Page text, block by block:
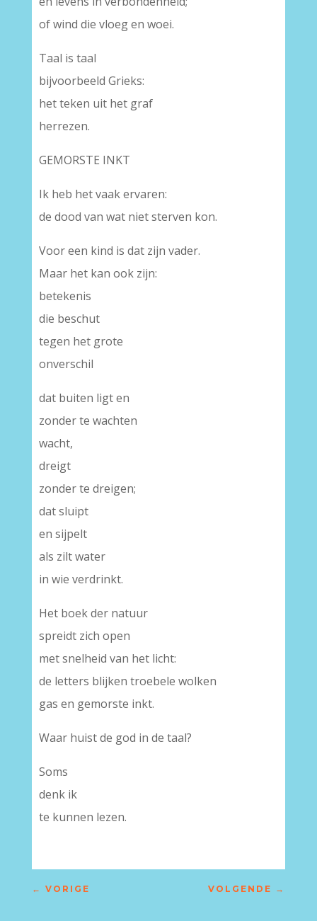
of wind die vloeg en woei.
Taal is taal
bijvoorbeeld Grieks:
het teken uit het graf
herrezen.
GEMORSTE INKT
Ik heb het vaak ervaren:
de dood van wat niet sterven kon.
Voor een kind is dat zijn vader.
Maar het kan ook zijn:
betekenis
die beschut
tegen het grote
onverschil
dat buiten ligt en
zonder te wachten
wacht,
dreigt
zonder te dreigen;
dat sluipt
en sijpelt
als zilt water
in wie verdrinkt.
Het boek der natuur
spreidt zich open
met snelheid van het licht:
de letters blijken troebele wolken
gas en gemorste inkt.
Waar huist de god in de taal?
Soms
denk ik
te kunnen lezen.
← VORIGE VOLGENDE →